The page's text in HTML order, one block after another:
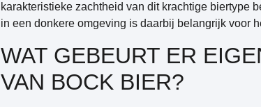
karakteristieke zachtheid van dit krachtige biertype
in een donkere omgeving is daarbij belangrijk voor
WAT GEBEURT ER
VAN BOCK BIER?